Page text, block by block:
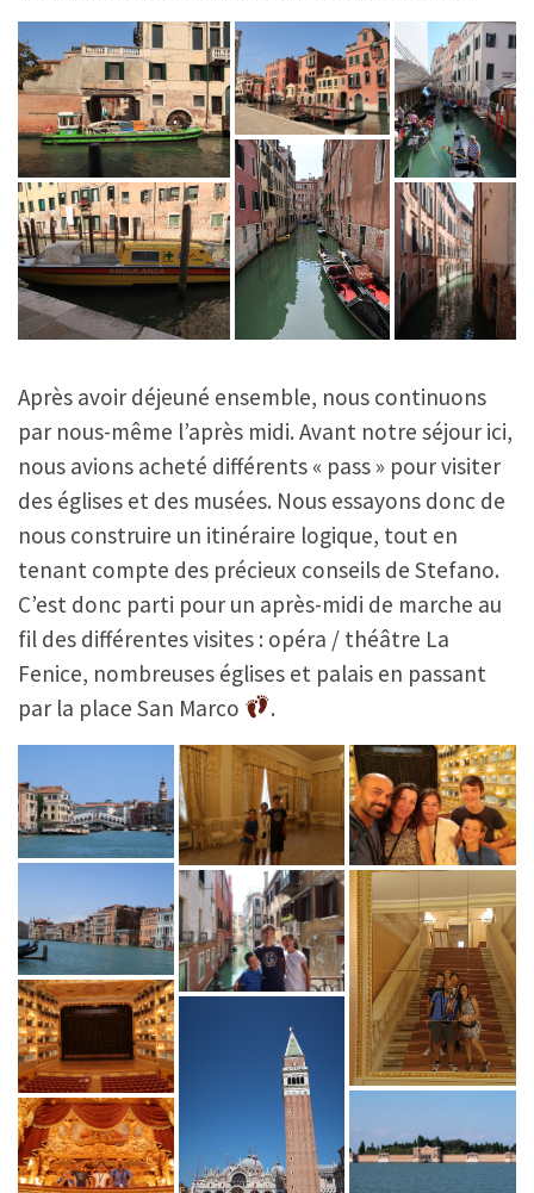
Après avoir déjeuné ensemble, nous continuons
par nous-même l’après midi. Avant notre séjour ici,
nous avions acheté différents « pass » pour visiter
des églises et des musées. Nous essayons donc de
nous construire un itinéraire logique, tout en
tenant compte des précieux conseils de Stefano.
C’est donc parti pour un après-midi de marche au
fil des différentes visites : opéra / théâtre La
Fenice, nombreuses églises et palais en passant
par la place San Marco
.